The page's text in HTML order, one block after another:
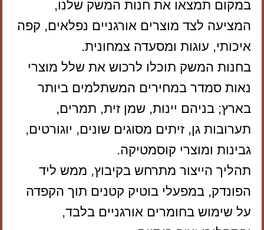
במקום תמצאו את חנות המשק שלנו,
המציעה לצד מוצרים אורגניים נפלאים, קפה
איכותי, עוגות ומסעדה צמחונית.
בחנות המשק תוכלו לרכוש את שלל מוצרי
נאות סמדר במחירים המשתלמים ביותר
בארץ; בניהם יינות, שמן זית, תמרים,
תערובות גן, זיתים מסוגים שונים, יוגורטים,
גבינות ומוצרי קוסמטיקה.
תהליך הייצור מתרחש בקיבוץ, ממש ליד
הפונדק, במפעלי בוטיק קטנים תוך הקפדה
על שימוש בחומרים אורגניים בלבד,